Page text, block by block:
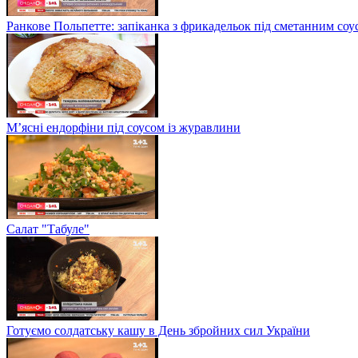
Ранкове Польпетте: запіканка з фрикадельок під сметанним
М’ясні ендорфіни під соусом із журавлини
Салат "Табуле"
Готуємо солдатську кашу в День збройних сил України